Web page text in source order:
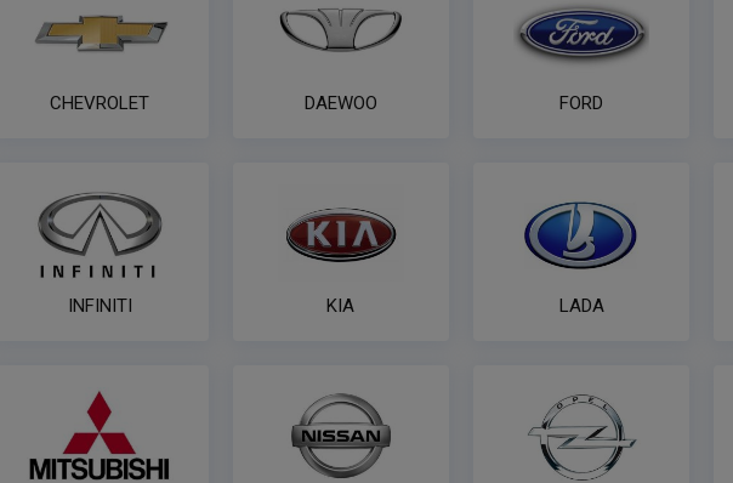
CHEVROLET DAEWOO FORD
INFINITI KIA LADA